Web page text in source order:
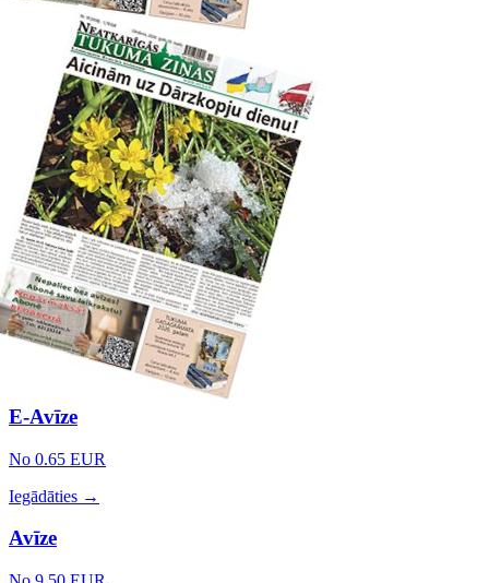
E-Avīze
No 0.65 EUR
Iegādāties →
Avīze